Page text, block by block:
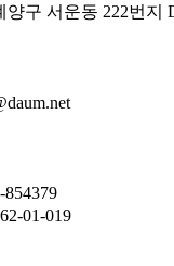
양구 서운동 222번지
854379
01-019